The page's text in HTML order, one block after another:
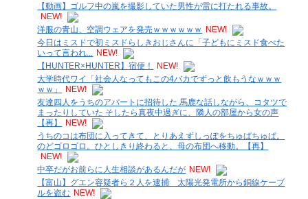
【動画】ゴルフ中の嵐を撮影していた男性が雷に打たれる事故。
NEW!
洋服の青山、空調ウェアを発売ｗｗｗｗｗｗ
NEW!
今日はミスドで初ミスドらしきおじさんに「子どもにミスド食べた
いって言われ... NEW!
【HUNTER×HUNTER】宿便！
NEW!
大学時代ワイ「社会人なってもこの4バカでずっと飲もうなｗｗｗ
ｗｗ」
NEW!
友達四人をうちのアパートに招待した 馬鹿な話しながら、コタツで
まったりしていた そしたら真夜中過ぎに、隣人の部屋から女の声
【再】
NEW!
うちのコは布団に入ってきて、とりあえずしっぽをちゅぱちゅぱ。
のどゴロゴロ。ひとしきり終わると、母の布団へ移動。【再】
NEW!
中卒だがお前らに人生相談があるんだが NEW!
【富山】グエン容疑者ら２人を逮捕 太陽光発電所から銅線ケーブ
ルを盗む NEW!